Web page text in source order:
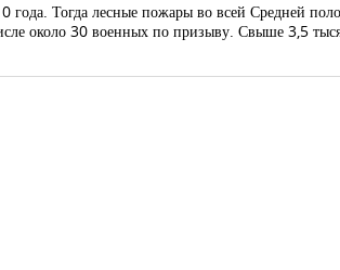
Тогда лесные пожары во всей Средней
около 30 военных по призыву. Свыше 3,5